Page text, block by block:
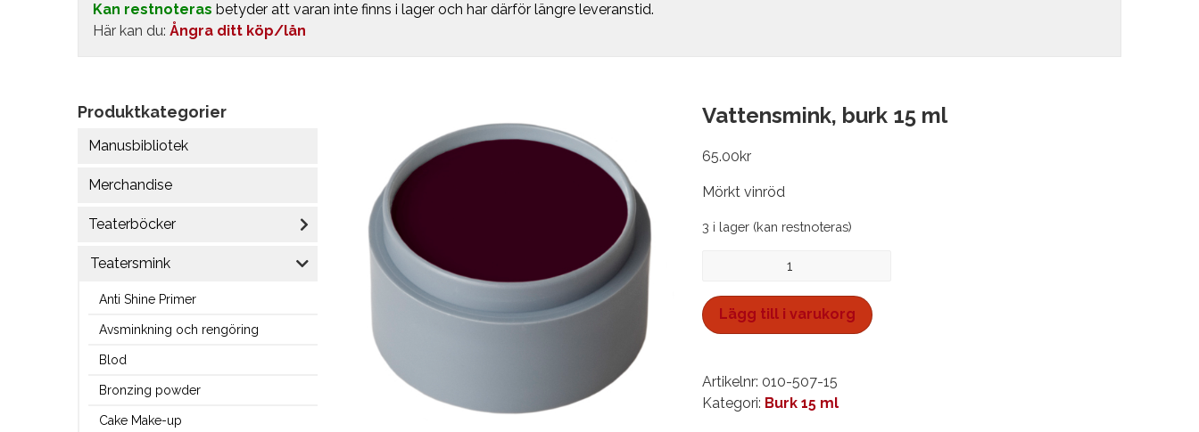
Kan restnoteras betyder att varan inte finns i lager och har därför längre leveranstid.
Här kan du: Ångra ditt köp/lån
Produktkategorier
Manusbibliotek
Merchandise
Teaterböcker
Teatersmink
Anti Shine Primer
Avsminkning och rengöring
Blod
Bronzing powder
Cake Make-up
Vattensmink, burk 15 ml
65.00kr
Mörkt vinröd
3 i lager (kan restnoteras)
15
ml
Lägg till i varukorg
Artikelnr: 010-507-15
Kategori: Burk 15 ml